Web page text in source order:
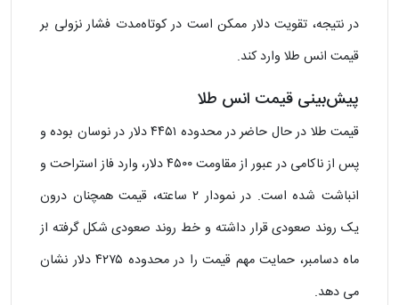
در نتیجه، تقویت دلار ممکن است در کوتاه‌مدت فشار نزولی بر
قیمت انس طلا وارد کند.
پیش‌بینی قیمت انس طلا
قیمت طلا در حال حاضر در محدوده ۴۴۵۱ دلار در نوسان بوده و
پس از ناکامی در عبور از مقاومت ۴۵۰۰ دلار، وارد فاز استراحت و
انباشت شده است. در نمودار ۲ ساعته، قیمت همچنان درون
یک روند صعودی قرار داشته و خط روند صعودی شکل‌ گرفته از
ماه دسامبر، حمایت مهم قیمت را در محدوده ۴۲۷۵ دلار نشان
می دهد.